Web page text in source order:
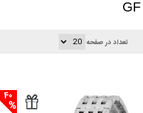
تعداد در صفحه